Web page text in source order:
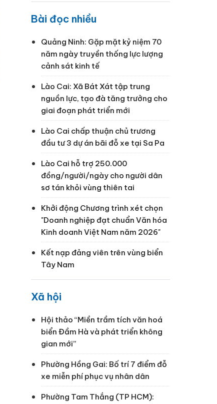
Bài đọc nhiều
Quảng Ninh: Gặp mặt kỷ niệm 70
năm ngày truyền thống lực lượng
cảnh sát kinh tế
Lào Cai: Xã Bát Xát tập trung
nguồn lực, tạo đà tăng trưởng cho
giai đoạn phát triển mới
Lào Cai chấp thuận chủ trương
đầu tư 3 dự án bãi đỗ xe tại Sa Pa
Lào Cai hỗ trợ 250.000
đồng/người/ngày cho người dân
sơ tán khỏi vùng thiên tai
Khởi động Chương trình xét chọn
"Doanh nghiệp đạt chuẩn Văn hóa
Kinh doanh Việt Nam năm 2026"
Kết nạp đảng viên trên vùng biển
Tây Nam
Xã hội
Hội thảo “Miền trầm tích văn hoá
biển Đầm Hà và phát triển không
gian mới”
Phường Hồng Gai: Bố trí 7 điểm đỗ
xe miễn phí phục vụ nhân dân
Phường Tam Thắng (TP HCM):